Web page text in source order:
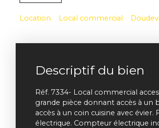
Location Local commercial
Descriptif du bien
Réf. 7334- Local commercial
grande pièce donnant accès à un
accès à un coin cuisine avec
électrique. Compteur électrique